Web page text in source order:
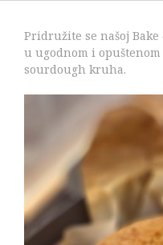
Pridružite se našoj
u ugodnom i
sourdough kruha.